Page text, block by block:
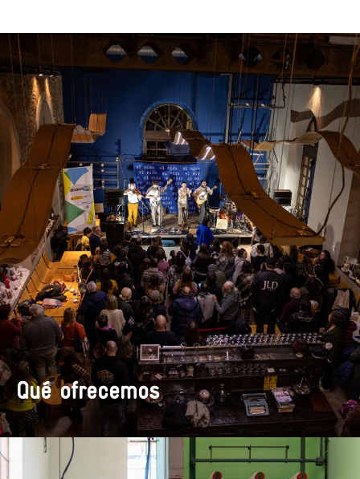
Qué ofrecemos